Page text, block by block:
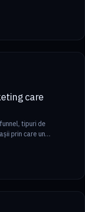
obțină rezervări
8 min
care
tipuri de
prin care un
8 min